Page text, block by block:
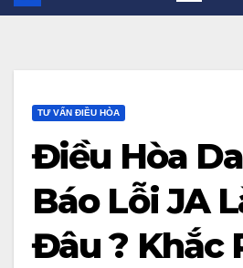
TƯ VẤN ĐIỀU HÒA
Điều Hòa
Báo Lỗi JA
Đâu ? Khắc